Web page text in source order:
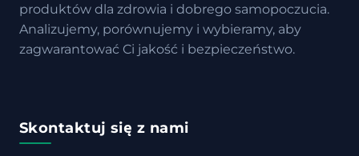
produktów dla zdrowia i dobrego samopoczucia.
Analizujemy, porównujemy i wybieramy, aby
zagwarantować Ci jakość i bezpieczeństwo.
Skontaktuj się z nami